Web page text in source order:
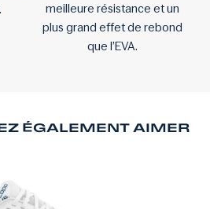
meilleure résistance et un
plus grand effet de rebond
que l’EVA.
ÉGALEMENT AIMER